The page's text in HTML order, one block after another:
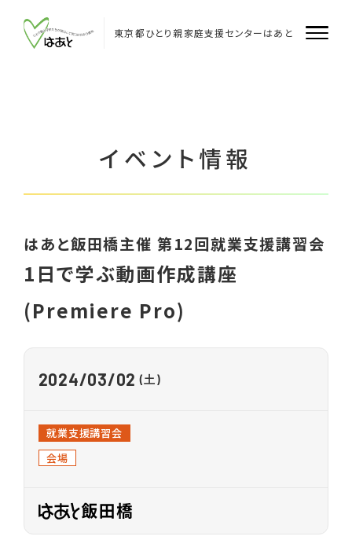
content 東京都ひとり親家庭支援センターはあと
企業・団体のみなさまへ
各種相談
生活相談
離婚前後の法律相談
イベント情報
はあと飯田橋主催 第12回就業支援講習会
1日で学ぶ動画作成講座
(Premiere Pro)
2024 03/02 (土)
就業支援講習会
会場